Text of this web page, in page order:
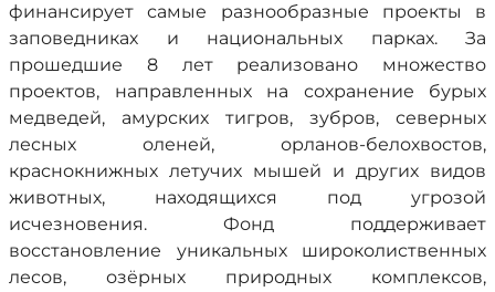
финансирует самые разнообразные проекты в
заповедниках и национальных парках. За
прошедшие 8 лет реализовано множество
проектов, направленных на сохранение бурых
медведей, амурских тигров, зубров, северных
лесных оленей, орланов-белохвостов,
краснокнижных летучих мышей и других видов
животных, находящихся под угрозой
исчезновения. Фонд поддерживает
восстановление уникальных широколиственных
лесов, озёрных природных комплексов,